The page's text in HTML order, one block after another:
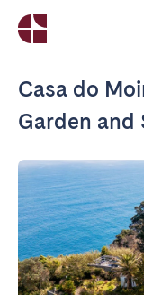
Casa do
Garden and